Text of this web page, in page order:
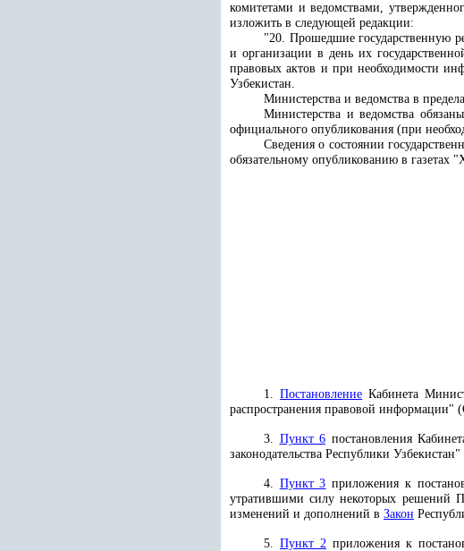
комитетами и ведомствами,
изложить в следующей редакции:
"20. Прошедшие государственную
и организации в день их
правовых актов и при необходимости
Узбекистан.
Министерства и ведомства в
Министерства и ведомства
официального опубликования (при
Сведения о состоянии
обязательному опубликованию в газетах
1.Постановление Кабинета
распространения правовой информации"
3. Пункт 6 постановления
законодательства Республики
4. Пункт 3 приложения к
утратившими силу некоторых решений
изменений и дополнений в Закон
5. Пункт 2 приложения к